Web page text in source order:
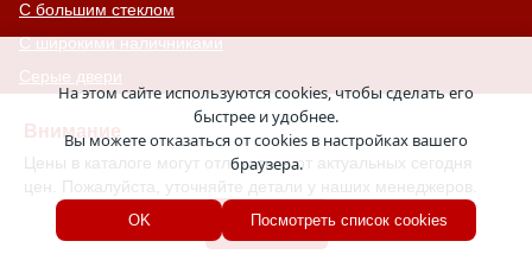
Внимание
Цены в каталоге могут отличаться от актуальных сегодня
цен. Пожалуйста, уточняйте детали у наших менеджеров.
Хорошо
С большим стеклом
С широкими наличниками
Серые двери
С увеличенной и толстой коробкой
Двери с выдавленным рисунком
Двери с витражным остеклением
Двери с английской решеткой
Глухие противопожарные двери
На этом сайте используются cookies, чтобы сделать его
быстрее и удобнее.
Вы можете отказаться от cookies в настройках вашего
браузера.
OK Посмотреть список cookies